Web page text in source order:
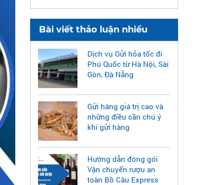
Bài viết thảo luận nhiều
Dịch vụ Gửi hỏa tốc đi
Phú Quốc từ Hà Nội, Sài
Gòn, Đà Nẵng
Gửi hàng giá trị cao và
những điều cần chú ý
khi gửi hàng
Hướng dẫn đóng gói
Vận chuyển rượu an
toàn Bồ Câu Express